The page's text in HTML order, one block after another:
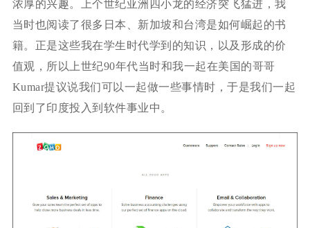
浓厚的兴趣。上个世纪亚洲四小龙的经济突飞猛进，我
当时也阅读了很多日本、新加坡和台湾是如何崛起的书
籍。正是这些我在学生时代学到的知识，以及形成的价
值观，所以上世纪90年代当时和我一起在美国的哥哥
Kumar提议说我们可以一起做一些事情时，于是我们一起
回到了印度投入到软件事业中。